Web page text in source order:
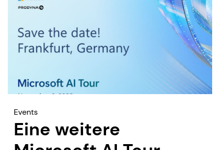
Events
Eine weitere